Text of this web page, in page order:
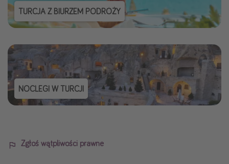
TURCJA Z BIURZEM PODRÓŻY
NOCLEGI W TURCJI
Zgłoś wątpliwości prawne